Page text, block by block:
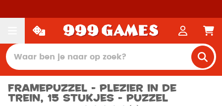
Framepuzzel - Plezier in de
Trein, 15 stukjes - Puzzel